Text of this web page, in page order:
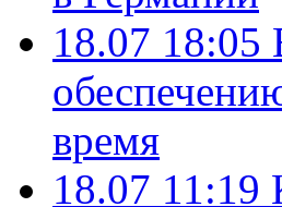
18.07 18:05
время
18.07 11:19